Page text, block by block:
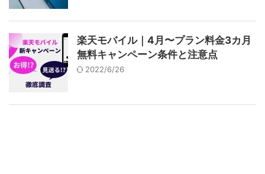
楽天モバイル｜4月〜プラン料金3カ月
無料キャンペーン条件と注意点
2022/6/26